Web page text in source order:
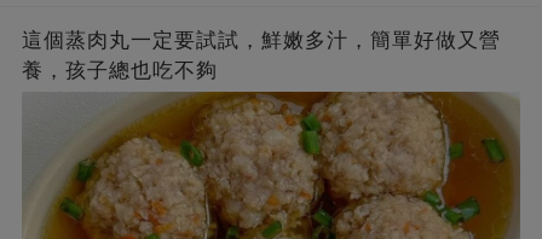
這個蒸肉丸一定要試試，鮮嫩多汁，簡單好做又營
養，孩子總也吃不夠